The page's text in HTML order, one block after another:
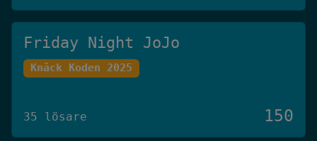
Friday Night JoJo
Knäck Koden 2025
35 lösare 150